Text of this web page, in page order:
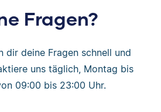
Fragen?
dir deine Fragen schnell und
uns täglich, Montag bis
09:00 bis 23:00 Uhr.